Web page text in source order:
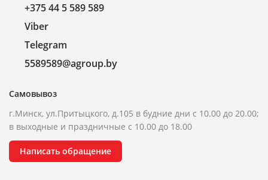
+375 44 5 589 589
Viber
Telegram
5589589@agroup.by
Самовывоз
г.Минск, ул.Притыцкого, д.105 в будние дни с 10.00 до 20.00;
в выходные и праздничные с 10.00 до 18.00
Написать обращение